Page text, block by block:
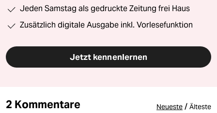
Jeden Samstag als gedruckte Zeitung frei Haus
Zusätzlich digitale Ausgabe inkl. Vorlesefunktion
Jetzt kennenlernen
2 Kommentare Neueste / Älteste